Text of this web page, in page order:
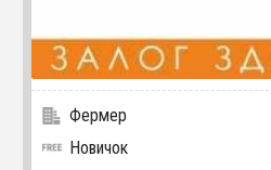
Фермер
Новичок